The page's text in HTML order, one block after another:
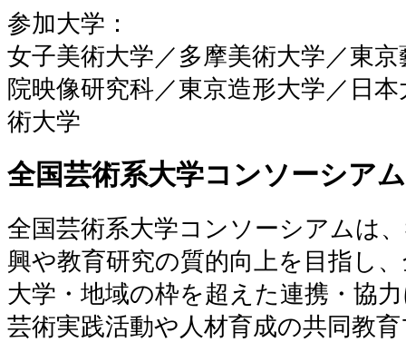
参加大学：
女子美術大学／多摩美術大学／東
院映像研究科／東京造形大学／日
術大学
全国芸術系大学コンソーシアム
全国芸術系大学コンソーシアムは
興や教育研究の質的向上を目指し
大学・地域の枠を超えた連携・協
芸術実践活動や人材育成の共同教